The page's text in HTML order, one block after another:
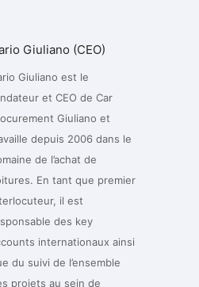
Giuliano (CEO)
Giuliano est le
et CEO de Car
Giuliano et
depuis 2006 dans le
de l’achat de
En tant que premier
il est
des key
internationaux ainsi
du suivi de l’ensemble
projets au sein de